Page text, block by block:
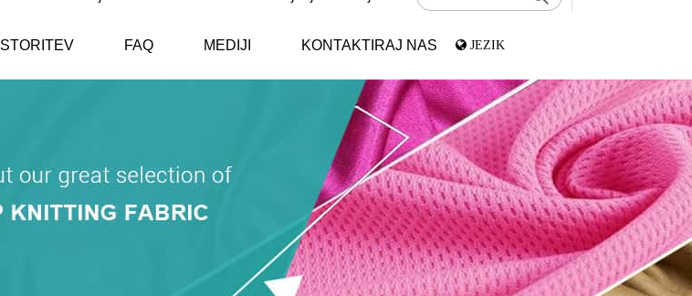
STORITEV FAQ MEDIJI KONTAKTIRAJ NAS JEZIK